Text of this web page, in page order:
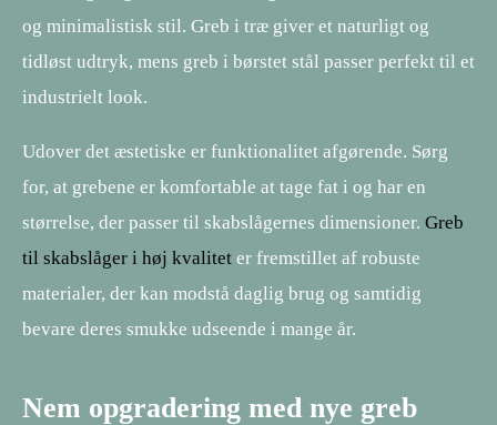
og minimalistisk stil. Greb i træ giver et naturligt og
tidløst udtryk, mens greb i børstet stål passer perfekt til et
industrielt look.
Udover det æstetiske er funktionalitet afgørende. Sørg
for, at grebene er komfortable at tage fat i og har en
størrelse, der passer til skabslågernes dimensioner. Greb
til skabslåger i høj kvalitet er fremstillet af robuste
materialer, der kan modstå daglig brug og samtidig
bevare deres smukke udseende i mange år.
Nem opgradering med nye greb